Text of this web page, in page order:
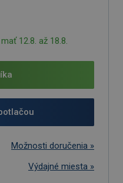
12.8. až 18.8.
Možnosti doručenia »
Výdajné miesta »